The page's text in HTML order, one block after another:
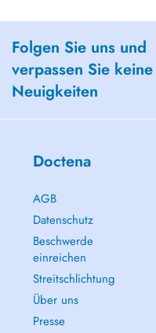
Folgen Sie uns und
verpassen Sie keine
Neuigkeiten
Doctena
AGB
Datenschutz
Beschwerde
einreichen
Streitschlichtung
Über uns
Presse